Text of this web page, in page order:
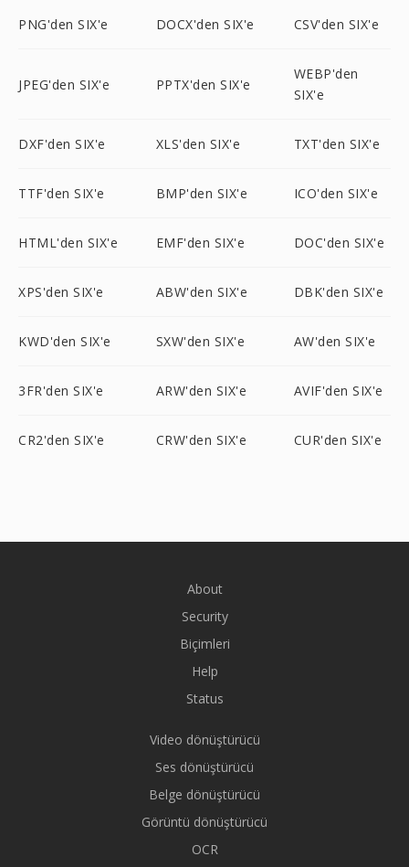
PNG'den SIX'e DOCX'den SIX'e CSV'den SIX'e
JPEG'den SIX'e PPTX'den SIX'e
WEBP'den
SIX'e
DXF'den SIX'e XLS'den SIX'e TXT'den SIX'e
TTF'den SIX'e BMP'den SIX'e ICO'den SIX'e
HTML'den SIX'e EMF'den SIX'e DOC'den SIX'e
XPS'den SIX'e ABW'den SIX'e DBK'den SIX'e
KWD'den SIX'e SXW'den SIX'e AW'den SIX'e
3FR'den SIX'e ARW'den SIX'e AVIF'den SIX'e
CR2'den SIX'e CRW'den SIX'e CUR'den SIX'e
About
Security
Biçimleri
Help
Status
Video dönüştürücü
Ses dönüştürücü
Belge dönüştürücü
Görüntü dönüştürücü
OCR